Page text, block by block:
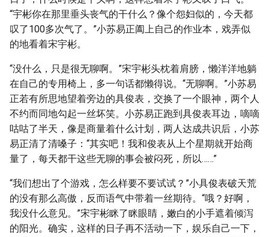
“宇彬你在那里垂头丧气的干什么？像个怨妇似的，今天都
叹了100多次气了。”小苏易正阖上自己的作业本，戏弄似
的地看着宋宇彬。
“没什么，只是很无聊啊。”宋宇彬头枕着肩膀，懒洋洋地躺
在自己的专用椅上，多一句话都懒得说。“无聊啊。”小苏易
正若有所思地望着旁边的具俊表，交换了一个眼神，两个人
不约而同地勾起一丝坏笑。小苏易正跑到具俊表耳边，嘀嘀
咕咕了半天，像是商量着什么计划，两人达成共识后，小苏
易正清了清嗓子：“其实吧！我和俊表从上个星期就开始商
量了，每天都干这些无聊的事会被闷死，所以……”
“我们想出了个游戏，怎么样要不要试试？”小具俊表破天荒
的没有那么高傲，反而语气中带着一丝期待。“哦？好啊，
我没什么意见。”宋宇彬眯了眯眼睛，嫩白的小手遮着倾泻
的阳光。确实，这样的日子再不活动一下，娱乐自己一下，